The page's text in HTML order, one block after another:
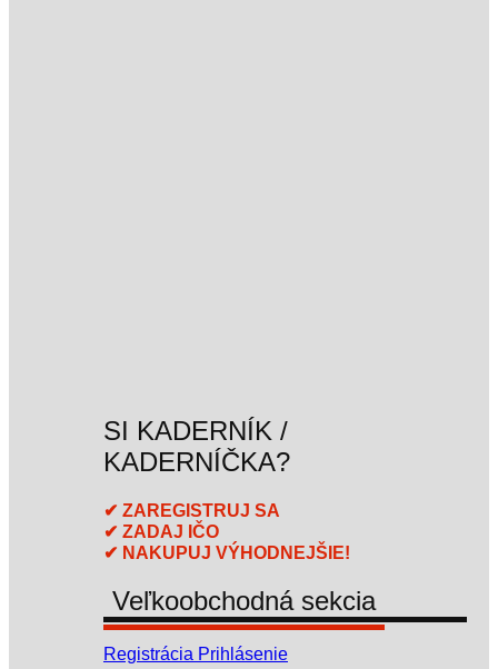
SI KADERNÍK /
KADERNÍČKA?
✔ ZAREGISTRUJ SA
✔ ZADAJ IČO
✔ NAKUPUJ VÝHODNEJŠIE!
Veľkoobchodná sekcia
Registrácia Prihlásenie